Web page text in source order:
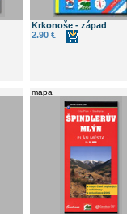
Krkonoše - západ
2.90 €
mapa